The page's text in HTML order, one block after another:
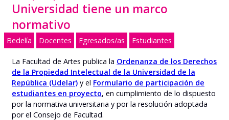
Universidad tiene un marco
normativo
Bedelía Docentes Egresados/as Estudiantes
La Facultad de Artes publica la Ordenanza de los Derechos
de la Propiedad Intelectual de la Universidad de la
República (Udelar) y el Formulario de participación de
estudiantes en proyecto, en cumplimiento de lo dispuesto
por la normativa universitaria y por la resolución adoptada
por el Consejo de Facultad.